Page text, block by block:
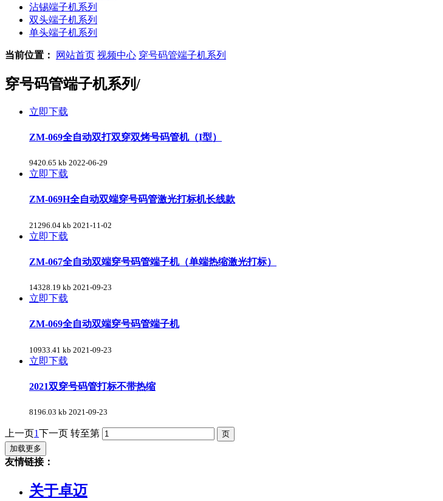
沾锡端子机系列
双头端子机系列
单头端子机系列
当前位置： 网站首页 视频中心 穿号码管端子机系列
穿号码管端子机系列/
立即下载
ZM-069全自动双打双穿双烤号码管机（I型）
9420.65 kb 2022-06-29
立即下载
ZM-069H全自动双端穿号码管激光打标机长线款
21296.04 kb 2021-11-02
立即下载
ZM-067全自动双端穿号码管端子机（单端热缩激光打标）
14328.19 kb 2021-09-23
立即下载
ZM-069全自动双端穿号码管端子机
10933.41 kb 2021-09-23
立即下载
2021双穿号码管打标不带热缩
8196.03 kb 2021-09-23
上一页1下一页 转至第
加载更多
友情链接：
关于卓迈